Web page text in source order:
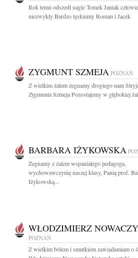
Rok temu odszedł nagle Tomek Janiak
niezwykły Bardzo tęsknimy Roman i Jacek
ZYGMUNT SZMEJA POZNAŃ
Z wielkim żalem żegnamy drogiego nam
Zygmunta Szmeja Pozostajemy w głębokiej
BARBARA IŻYKOWSKA
Żegnamy z żalem wspaniałego pedagoga,
wychowawczynię naszej klasy, Panią prof.
Iżykowską...
WŁODZIMIERZ
POZNAŃ
Z wielkim bólem i smutkiem zawiadamiam o